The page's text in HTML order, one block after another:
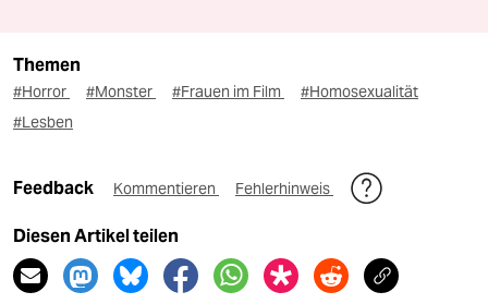
Themen
#Horror #Monster #Frauen im Film
#Homosexualität
#Lesben
Feedback Kommentieren Fehlerhinweis
Diesen Artikel teilen